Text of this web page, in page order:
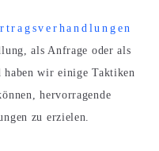
als Anfrage oder als
haben wir einige Taktiken
hervorragende
zu erzielen.